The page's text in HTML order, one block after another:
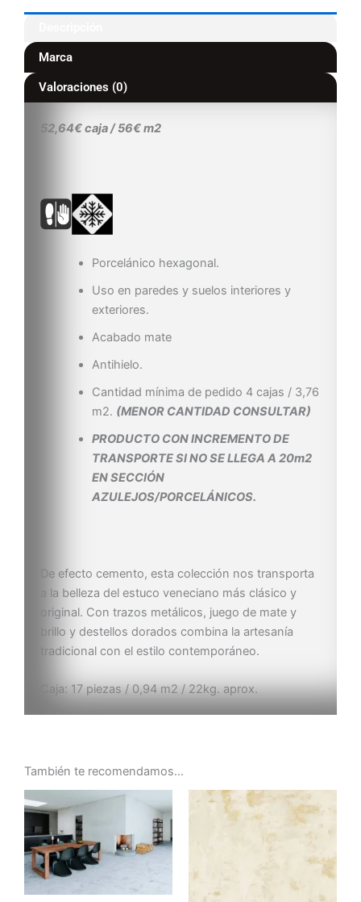
Marca
Valoraciones (0)
52,64€ caja / 56€ m2
Porcelánico hexagonal.
Uso en paredes y suelos interiores y
exteriores.
Acabado mate
Antihielo.
Cantidad mínima de pedido 4 cajas / 3,76
m2. (MENOR CANTIDAD CONSULTAR)
PRODUCTO CON INCREMENTO DE
TRANSPORTE SI NO SE LLEGA A 20m2
EN SECCIÓN
AZULEJOS/PORCELÁNICOS.
De efecto cemento, esta colección nos transporta
a la belleza del estuco veneciano más clásico y
original. Con trazos metálicos, juego de mate y
brillo y destellos dorados combina la artesanía
tradicional con el estilo contemporáneo.
Caja: 17 piezas / 0,94 m2 / 22kg. aprox.
También te recomendamos…